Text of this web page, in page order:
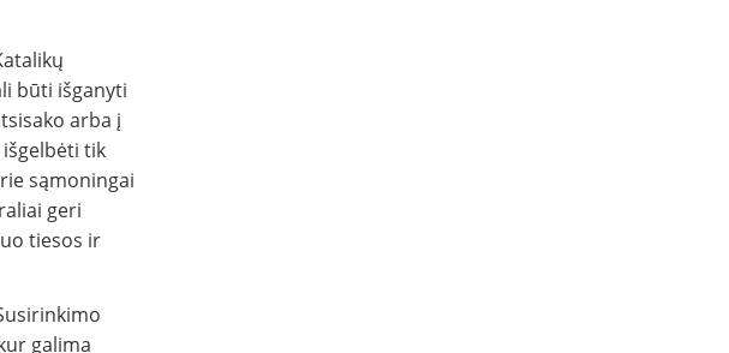
būti išganyti
arba į
tik
sąmoningai
geri
tiesos ir
galima